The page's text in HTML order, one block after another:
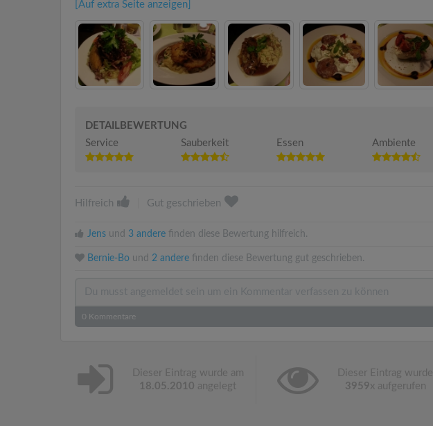
[Auf extra Seite anzeigen]
DETAILBEWERTUNG
Service
Sauberkeit Essen Ambiente
Hilfreich Gut geschrieben
Jens und 3 andere finden diese Bewertung hilfreich.
Bernie-Bo und 2 andere finden diese Bewertung gut geschrieben.
0 Kommentare
Dieser Eintrag wurde am
18.05.2010 angelegt
Dieser Eintrag wurde
3959x aufgerufen